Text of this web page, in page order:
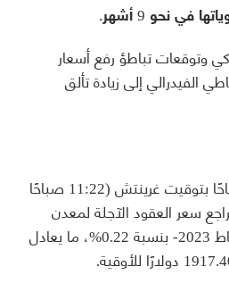
في نحو 9 أشهر.
وتوقعات تباطؤ رفع أسعار
الفيدرالي إلى زيادة تألق
بحلول الساعة 08:22 صباحًا بتوقيت غرينتش (11:22 صباحًا
سعر العقود الآجلة لمعدن
الذهب -تسليم فبراير/شباط 2023- بنسبة 0.22%، ما يعادل